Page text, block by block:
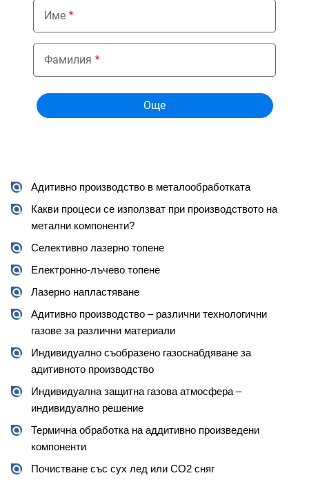
Адитивно производство в металообработката
Какви процеси се използват при производството на
метални компоненти?
Селективно лазерно топене
Електронно-лъчево топене
Лазерно напластяване
Адитивно производство – различни технологични
газове за различни материали
Индивидуално съобразено газоснабдяване за
адитивното производство
Индивидуална защитна газова атмосфера –
индивидуално решение
Термична обработка на аддитивно произведени
компоненти
Почистване със сух лед или CO2 сняг
Име
Фамилия